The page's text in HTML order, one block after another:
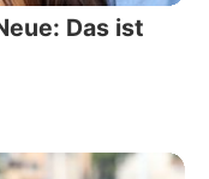
Das ist